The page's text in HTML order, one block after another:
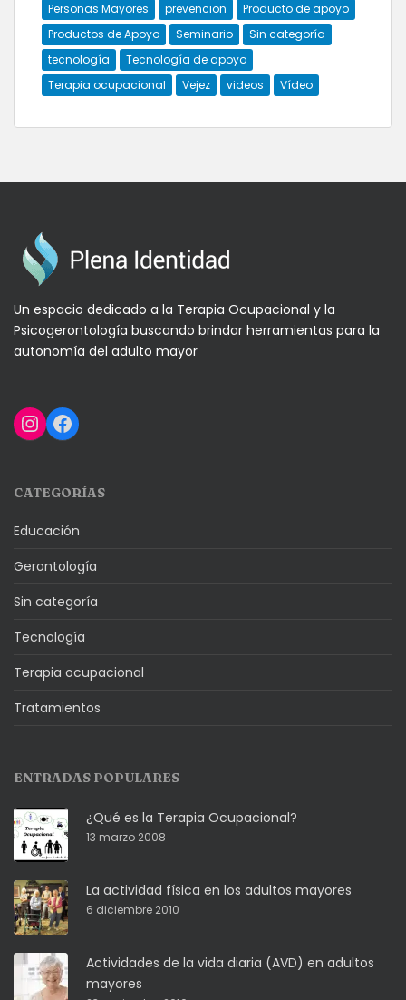
Personas Mayores
prevencion
Producto de apoyo
Productos de Apoyo
Seminario
Sin categoría
tecnología
Tecnología de apoyo
Terapia ocupacional
Vejez videos Vídeo
Un espacio dedicado a la Terapia Ocupacional y la
Psicogerontología buscando brindar herramientas para la
autonomía del adulto mayor
Instagram
Facebook
CATEGORÍAS
Educación
Gerontología
Sin categoría
Tecnología
Terapia ocupacional
Tratamientos
ENTRADAS POPULARES
¿Qué es la Terapia Ocupacional?
13 marzo 2008
La actividad física en los adultos mayores
6 diciembre 2010
Actividades de la vida diaria (AVD) en adultos
mayores